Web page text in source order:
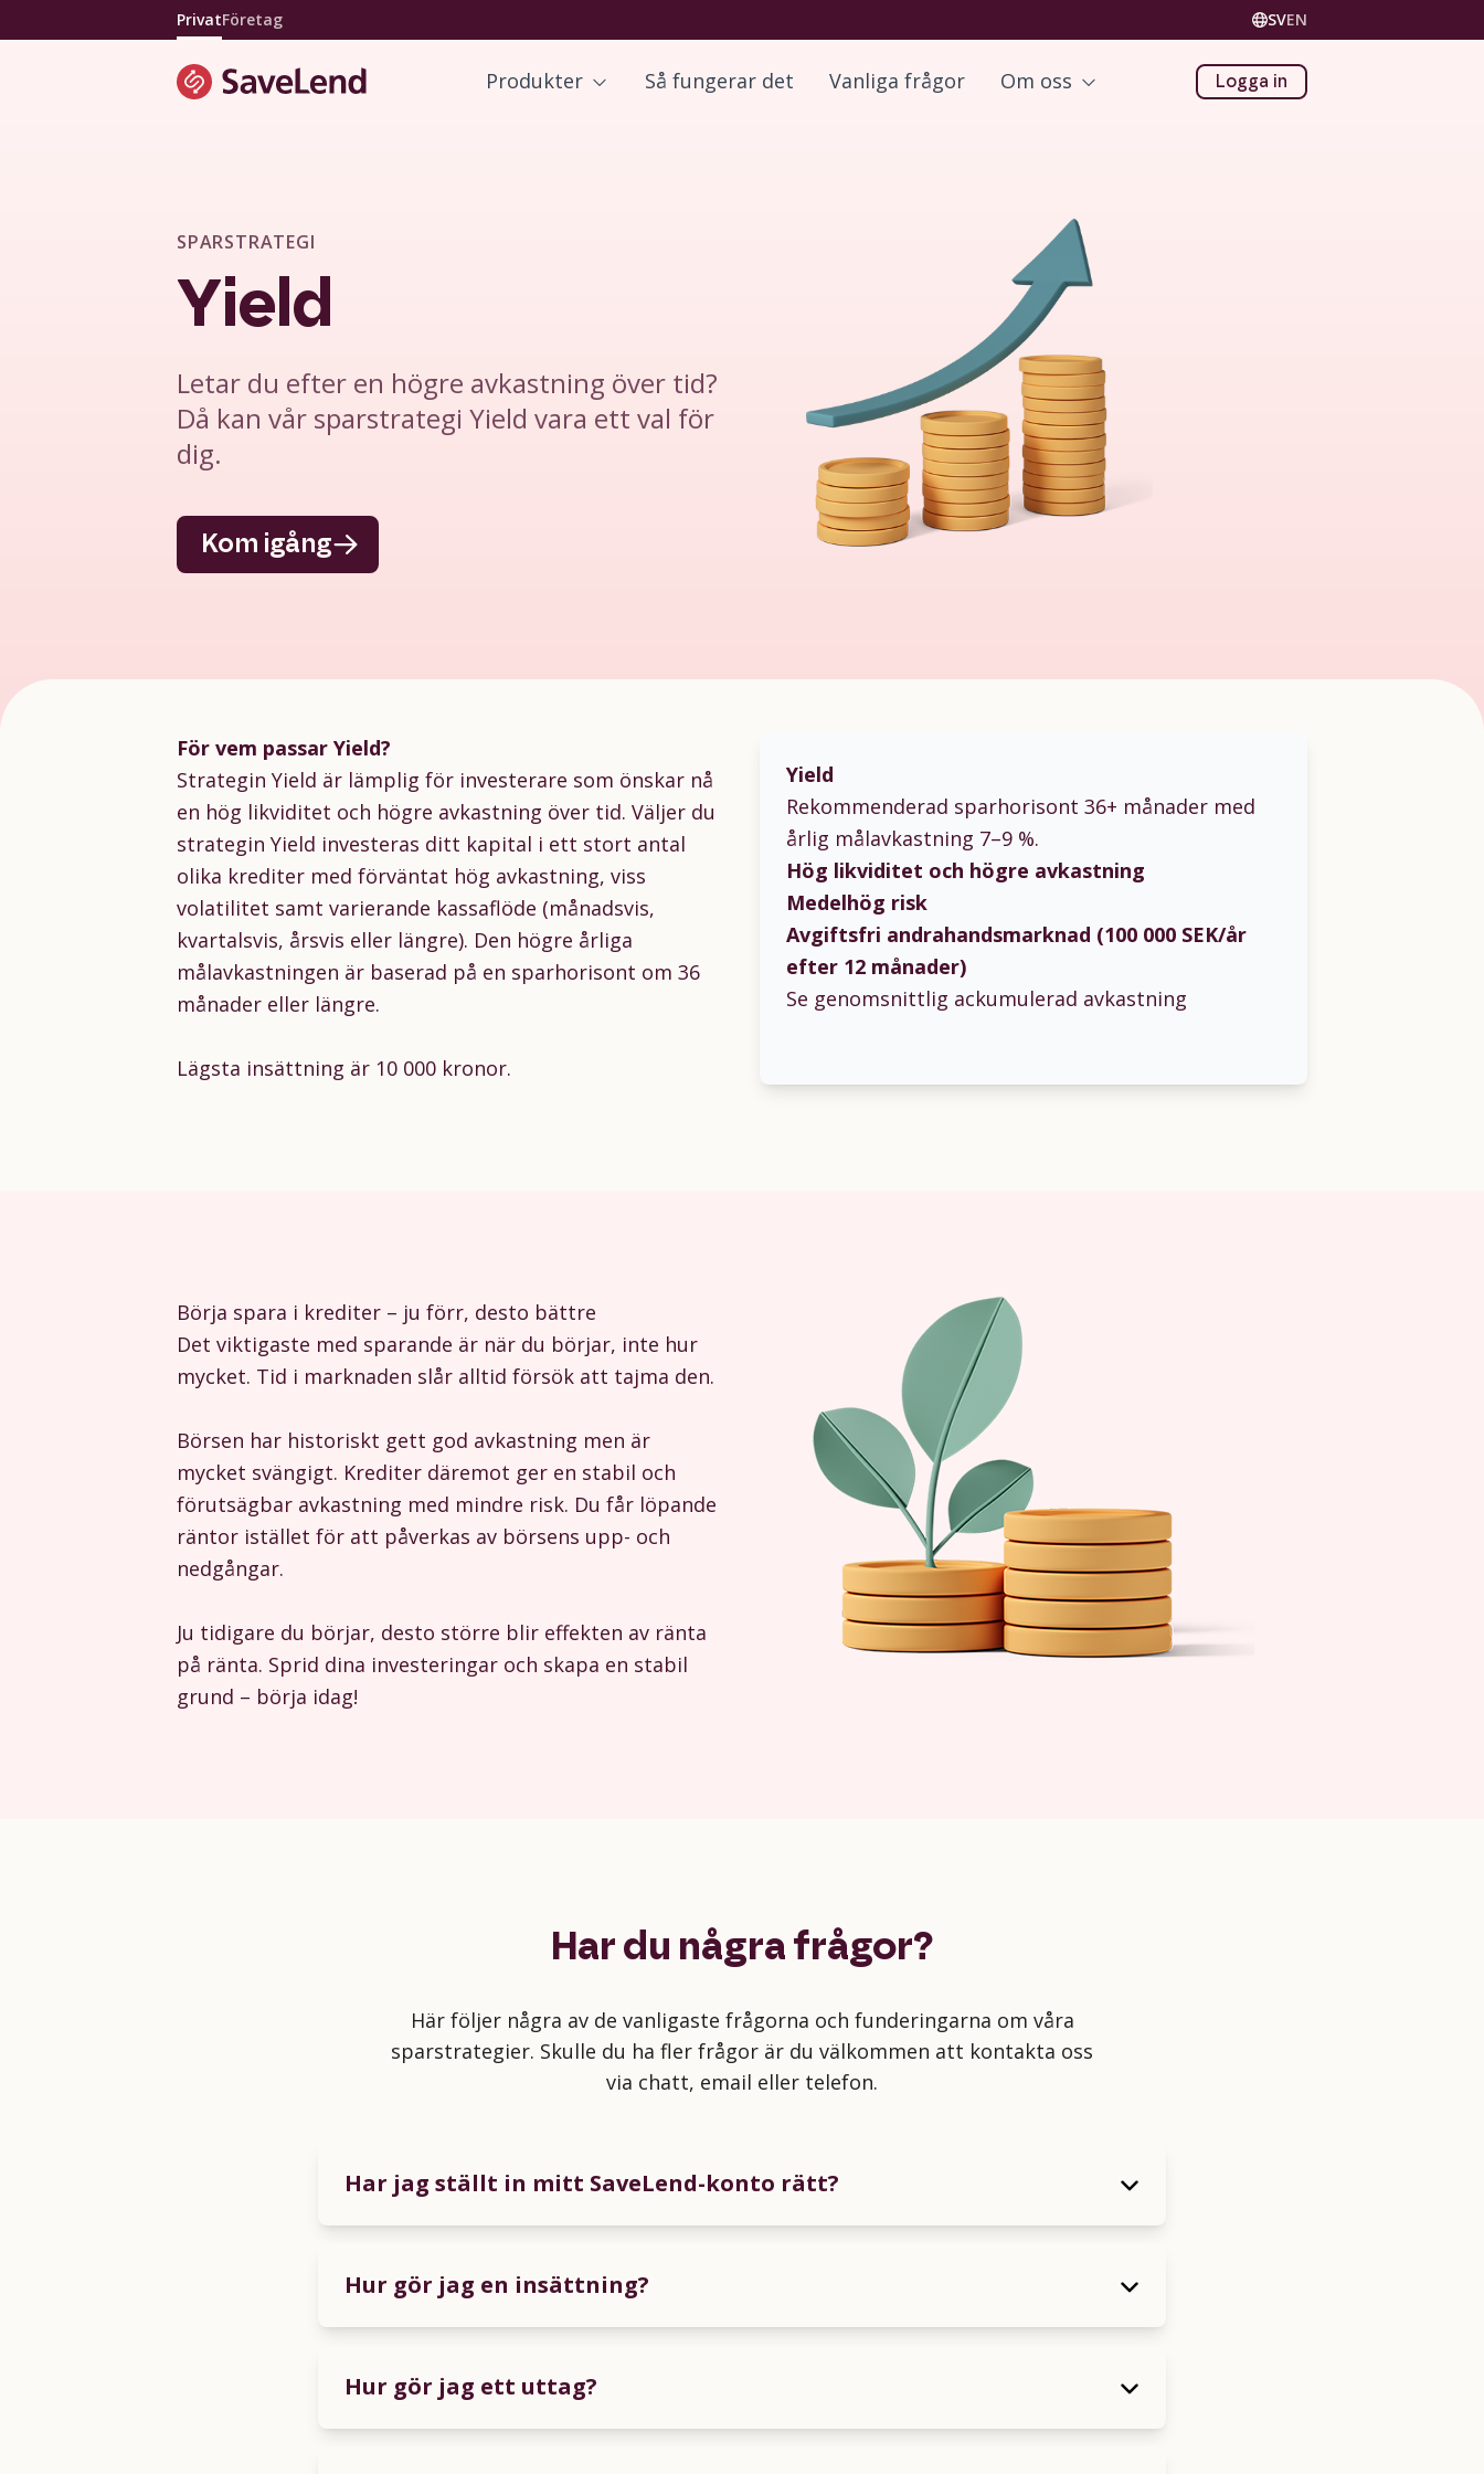
PrivatFöretag SVEN
Produkter Så fungerar det Vanliga frågor Om oss Logga in
SPARSTRATEGI
Yield
Letar du efter en högre avkastning över tid?
Då kan vår sparstrategi Yield vara ett val för
dig.
Kom igång
För vem passar Yield?
Strategin Yield är lämplig för investerare som önskar nå
en hög likviditet och högre avkastning över tid. Väljer du
strategin Yield investeras ditt kapital i ett stort antal
olika krediter med förväntat hög avkastning, viss
volatilitet samt varierande kassaflöde (månadsvis,
kvartalsvis, årsvis eller längre). Den högre årliga
målavkastningen är baserad på en sparhorisont om 36
månader eller längre.
Lägsta insättning är 10 000 kronor.
Yield
Rekommenderad sparhorisont 36+ månader med
årlig målavkastning 7–9 %.
Hög likviditet och högre avkastning
Medelhög risk
Avgiftsfri andrahandsmarknad (100 000 SEK/år
efter 12 månader)
Se genomsnittlig ackumulerad avkastning
Börja spara i krediter – ju förr, desto bättre
Det viktigaste med sparande är när du börjar, inte hur
mycket. Tid i marknaden slår alltid försök att tajma den.
Börsen har historiskt gett god avkastning men är
mycket svängigt. Krediter däremot ger en stabil och
förutsägbar avkastning med mindre risk. Du får löpande
räntor istället för att påverkas av börsens upp- och
nedgångar.
Ju tidigare du börjar, desto större blir effekten av ränta
på ränta. Sprid dina investeringar och skapa en stabil
grund – börja idag!
Har du några frågor?
Här följer några av de vanligaste frågorna och funderingarna om våra
sparstrategier. Skulle du ha fler frågor är du välkommen att kontakta oss
via chatt, email eller telefon.
Har jag ställt in mitt SaveLend-konto rätt?
Hur gör jag en insättning?
Hur gör jag ett uttag?